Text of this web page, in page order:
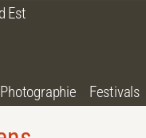
Est
Photographie Festivals